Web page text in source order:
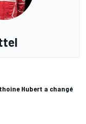
Hubert a changé